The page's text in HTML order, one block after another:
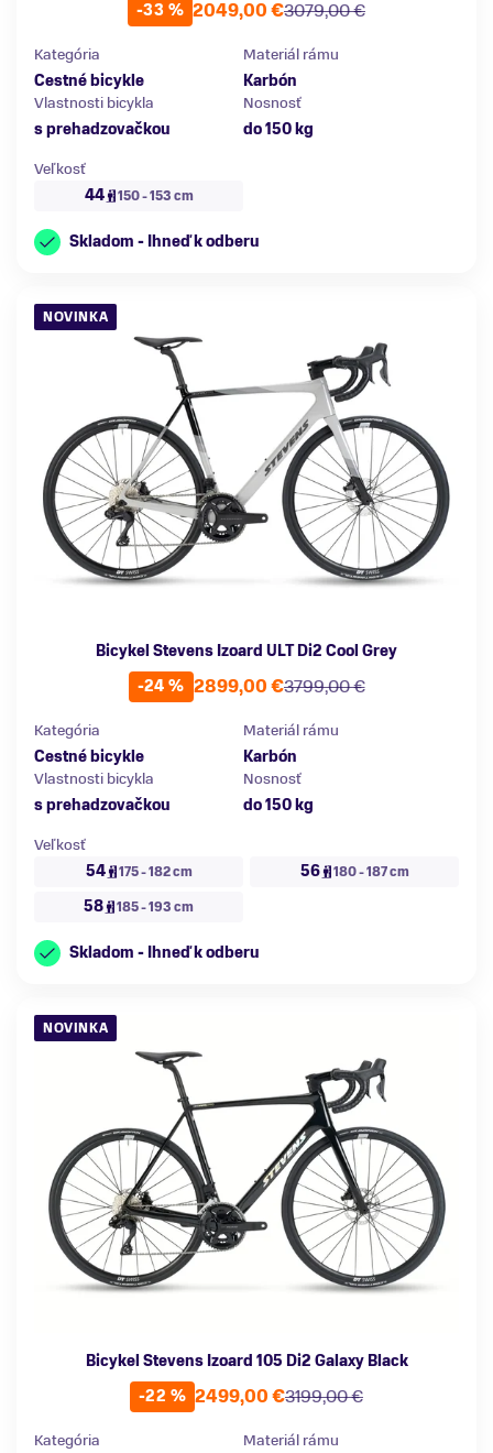
-33 % 3079,00 €
2049,00 €
Kategória
Cestné bicykle
Materiál rámu
Karbón
Vlastnosti bicykla
s prehadzovačkou
Nosnosť
do 150 kg
Veľkosť
44
150 - 153 cm
Skladom - Ihneď k odberu
NOVINKA
Bicykel Stevens Izoard ULT Di2 Cool Grey
-24 %
3799,00 €
2899,00 €
Kategória
Cestné bicykle
Materiál rámu
Karbón
Vlastnosti bicykla
s prehadzovačkou
Nosnosť
do 150 kg
Veľkosť
54
175 - 182 cm 56 180 - 187 cm
58 185 - 193 cm
Skladom - Ihneď k odberu
NOVINKA
Bicykel Stevens Izoard 105 Di2 Galaxy Black
-22 %
3199,00 €
2499,00 €
Kategória
Materiál rámu